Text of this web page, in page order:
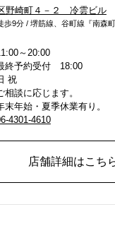
野崎町４－２ 冷雲ビル
歩9分 / 堺筋線、谷町線『南森
～20:00
終予約受付 18:00
祝
相談に応じます。
末年始・夏季休業有り。
4301-4610
店舗詳細はこち